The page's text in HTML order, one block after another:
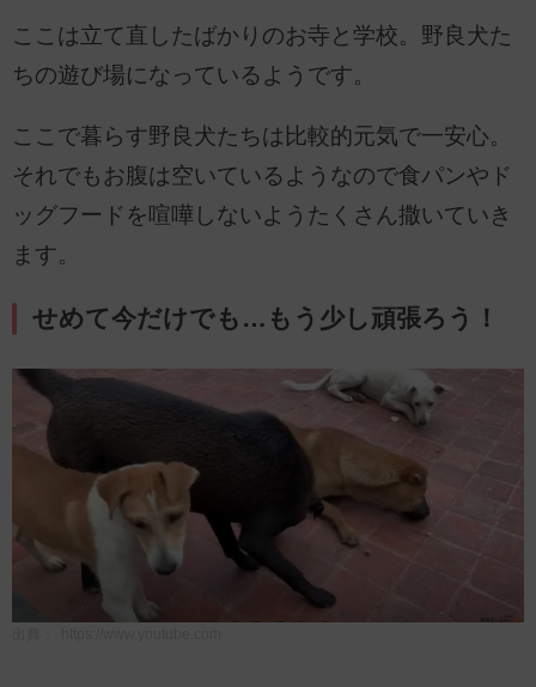
ここは立て直したばかりのお寺と学校。野良犬た
ちの遊び場になっているようです。
ここで暮らす野良犬たちは比較的元気で一安心。
それでもお腹は空いているようなので食パンやド
ッグフードを喧嘩しないようたくさん撒いていき
ます。
せめて今だけでも…もう少し頑張ろう！